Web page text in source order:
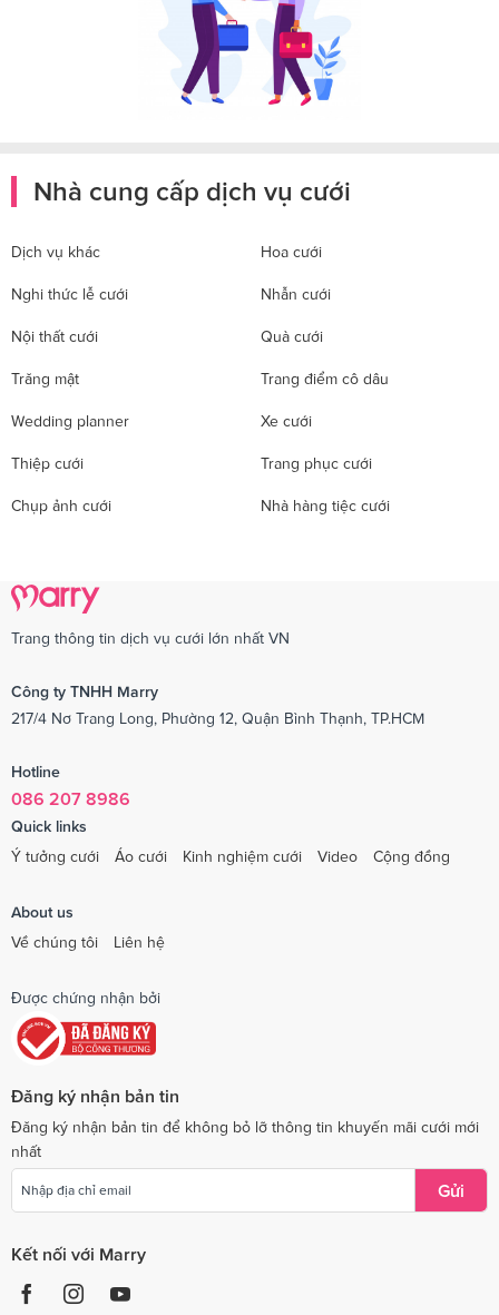
Nhà cung cấp dịch vụ cưới
Dịch vụ khác Hoa cưới
Nghi thức lễ cưới Nhẫn cưới
Nội thất cưới Quà cưới
Trăng mật Trang điểm cô dâu
Wedding planner Xe cưới
Thiệp cưới Trang phục cưới
Chụp ảnh cưới Nhà hàng tiệc cưới
Trang thông tin dịch vụ cưới lớn nhất VN
Công ty TNHH Marry
217/4 Nơ Trang Long, Phường 12, Quận Bình Thạnh, TP.HCM
Hotline
086 207 8986
Quick links
Ý tưởng cưới
Áo cưới Kinh nghiệm cưới Video Cộng đồng
About us
Về chúng tôi
Liên hệ
Được chứng nhận bởi
Đăng ký nhận bản tin
Đăng ký nhận bản tin để không bỏ lỡ thông tin khuyến mãi cưới mới
nhất
Gửi
Kết nối với Marry